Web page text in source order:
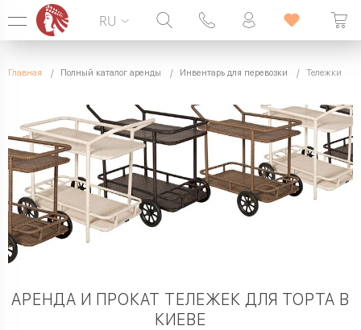
099 338 00 22
RU
Главная Полный каталог аренды Инвентарь для перевозки Тележки
АРЕНДА И ПРОКАТ ТЕЛЕЖЕК ДЛЯ ТОРТА В
КИЕВЕ